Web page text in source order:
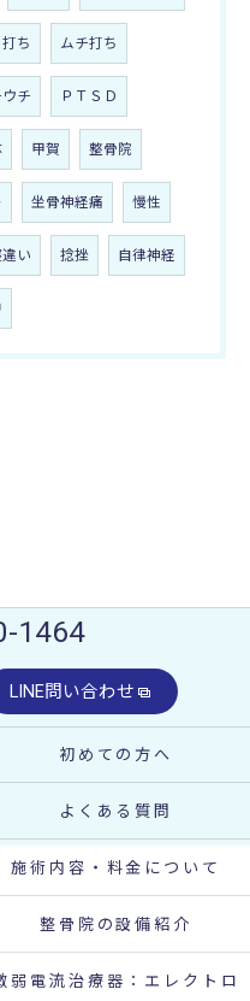
ち ムチ打ち
チ ＰＴＳＤ
甲賀 整骨院
坐骨神経痛 慢性
い 捻挫 自律神経
1464
LINE問い合わせ
初めての方へ
よくある質問
施術内容・料金について
整骨院の設備紹介
弱電流治療器：エレクトロ